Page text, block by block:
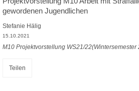
gewordenen Jugendlichen
Stefanie Hälig
15.10.2021
M10 Projektvorstellung WS21/22(Wintersemester
Teilen